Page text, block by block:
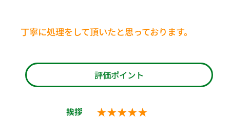
丁寧に処理をして頂いたと思っております。
評価ポイント
挨拶 ★★★★★